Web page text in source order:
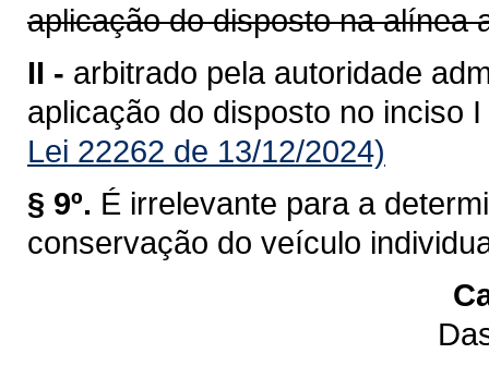
aplicação do disposto na alínea
II - arbitrado pela autoridade
aplicação do disposto no inciso
Lei 22262 de 13/12/2024)
§ 9º. É irrelevante para a
conservação do veículo